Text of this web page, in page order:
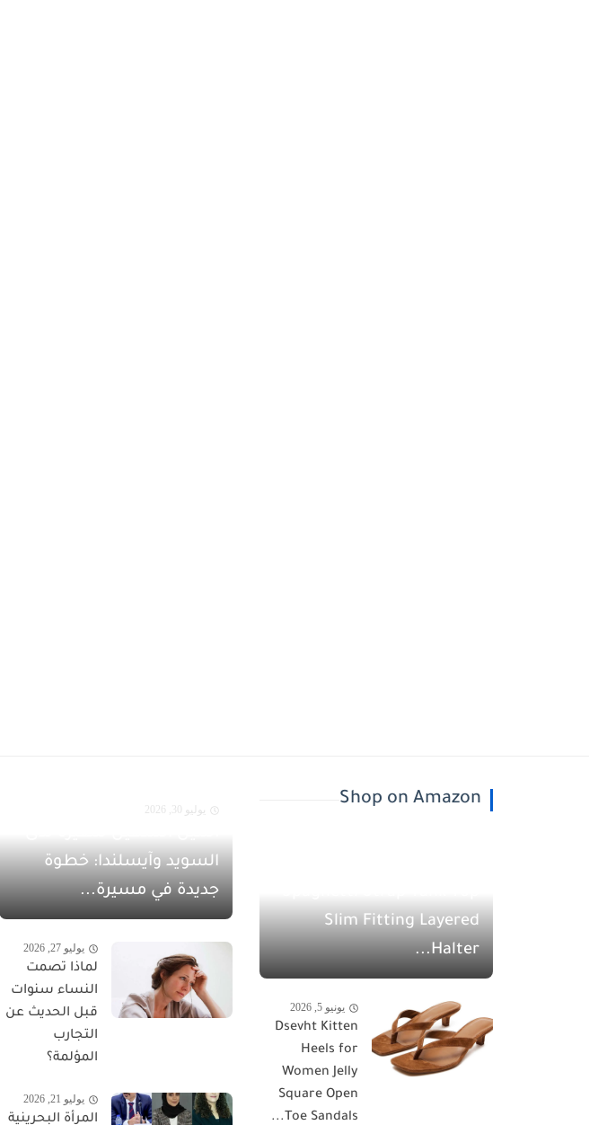
Shop on Amazon
Slim Fitting Layered
Halter...
يونيو 5, 2026
Dsevht Kitten
Heels for
Women Jelly
Square Open
Toe Sandals...
يوليو 30, 2026
السويد وآيسلندا: خطوة
جديدة في مسيرة...
يوليو 27, 2026
لماذا تصمت
النساء سنوات
قبل الحديث عن
التجارب
المؤلمة؟
يوليو 21, 2026
المرأة البحرينية